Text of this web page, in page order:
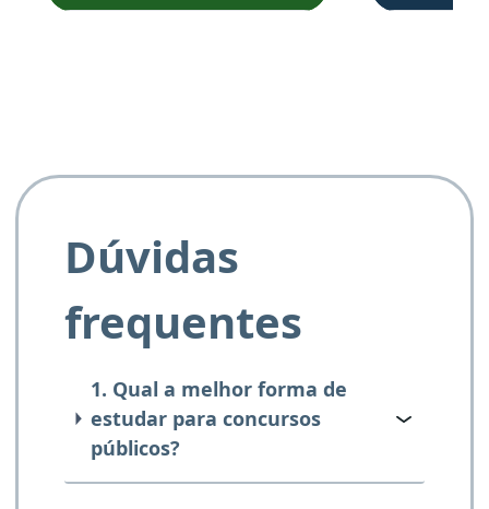
Dúvidas
frequentes
1. Qual a melhor forma de
estudar para concursos
públicos?